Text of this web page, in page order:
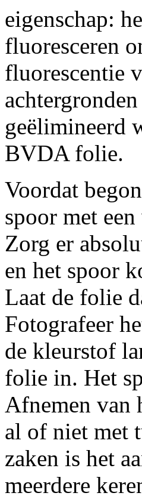
eigenschap:
fluoresceren
fluorescentie
geëlimineerd
BVDA folie.
Voordat
spoor met
Zorg er
en het spoor
Laat de folie
Fotografeer
de kleurstof
folie in. Het
Afnemen van
al of niet met
zaken is het
meerdere